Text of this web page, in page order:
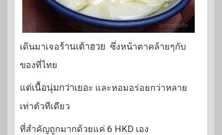
เดินมาเจอร้านเต้าฮวย ซึ่งหน้าตาคล้ายๆกับ
ของที่ไทย
แต่เนื้อนุ่มกว่าเยอะ และหอมอร่อยกว่าหลาย
เท่าตัวทีเดียว
ที่สำคัญถูกมากด้วยแค่ 6 HKD เอง